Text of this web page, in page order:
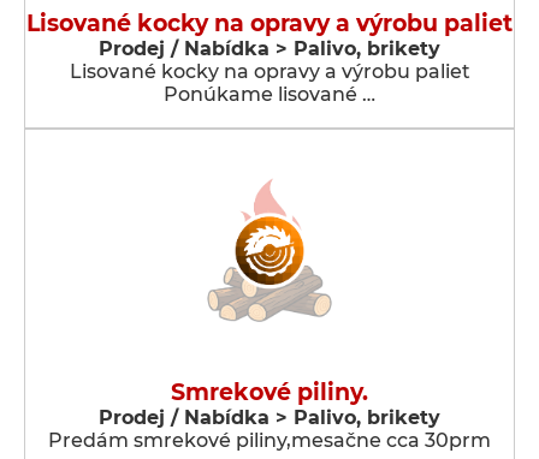
Lisované kocky na opravy a výrobu paliet
Prodej / Nabídka > Palivo, brikety
Lisované kocky na opravy a výrobu paliet
Ponúkame lisované …
Smrekové piliny.
Prodej / Nabídka > Palivo, brikety
Predám smrekové piliny,mesačne cca 30prm